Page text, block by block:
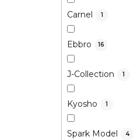
Carnel 1
Ebbro 16
J-Collection 1
Kyosho 1
Spark Model 4